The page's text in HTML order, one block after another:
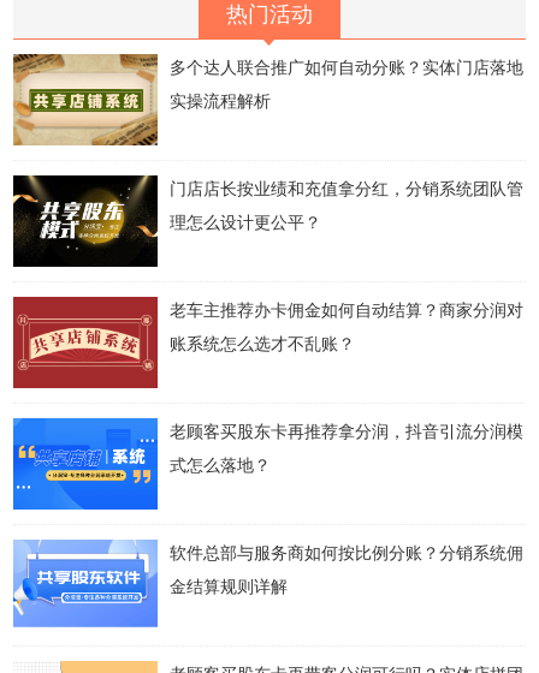
热门活动
多个达人联合推广如何自动分账？实体门店落地
实操流程解析
门店店长按业绩和充值拿分红，分销系统团队管
理怎么设计更公平？
老车主推荐办卡佣金如何自动结算？商家分润对
账系统怎么选才不乱账？
老顾客买股东卡再推荐拿分润，抖音引流分润模
式怎么落地？
软件总部与服务商如何按比例分账？分销系统佣
金结算规则详解